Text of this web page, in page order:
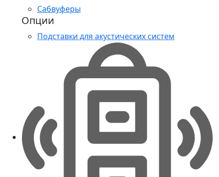
Сабвуферы
Опции
Подставки для акустических систем